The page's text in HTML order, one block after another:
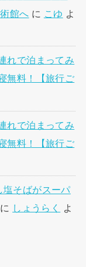
館へ に こゆ よ
れで泊まってみ
無料！【旅行ご
れで泊まってみ
無料！【旅行ご
塩そばがスーパ
に しょうらく
よ